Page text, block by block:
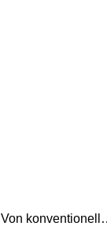
Von konventionell…